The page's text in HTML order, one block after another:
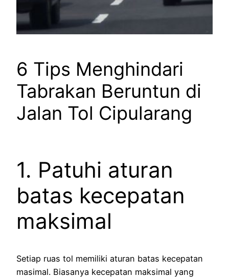
6 Tips Menghindari
Tabrakan Beruntun di
Jalan Tol Cipularang
1. Patuhi aturan
batas kecepatan
maksimal
Setiap ruas tol memiliki aturan batas kecepatan
masimal. Biasanya kecepatan maksimal yang